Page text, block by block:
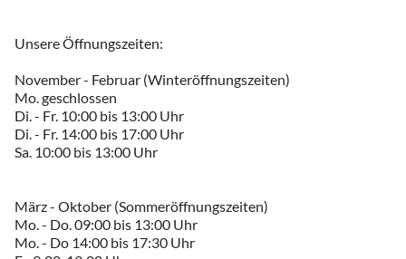
Unsere Öffnungszeiten:
November - Februar (Winteröffnungszeiten)
Mo. geschlossen
Di. - Fr. 10:00 bis 13:00 Uhr
Di. - Fr. 14:00 bis 17:00 Uhr
Sa. 10:00 bis 13:00 Uhr
März - Oktober (Sommeröffnungszeiten)
Mo. - Do. 09:00 bis 13:00 Uhr
Mo. - Do 14:00 bis 17:30 Uhr